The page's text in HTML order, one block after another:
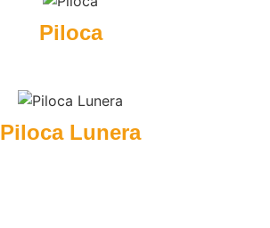
Piloca
Piloca Lunera